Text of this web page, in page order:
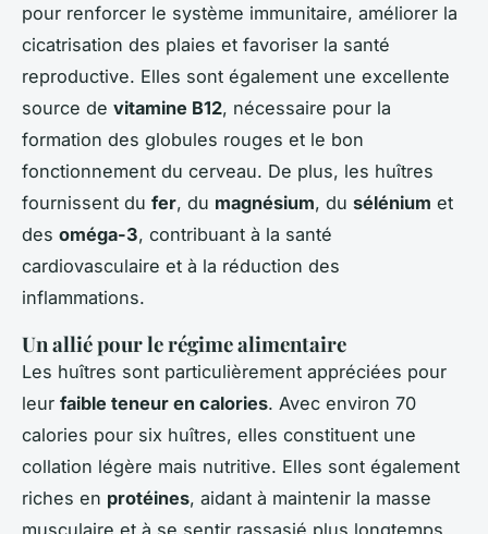
pour renforcer le système immunitaire, améliorer la
cicatrisation des plaies et favoriser la santé
reproductive. Elles sont également une excellente
source de vitamine B12, nécessaire pour la
formation des globules rouges et le bon
fonctionnement du cerveau. De plus, les huîtres
fournissent du fer, du magnésium, du sélénium et
des oméga-3, contribuant à la santé
cardiovasculaire et à la réduction des
inflammations.
Un allié pour le régime alimentaire
Les huîtres sont particulièrement appréciées pour
leur faible teneur en calories. Avec environ 70
calories pour six huîtres, elles constituent une
collation légère mais nutritive. Elles sont également
riches en protéines, aidant à maintenir la masse
musculaire et à se sentir rassasié plus longtemps.